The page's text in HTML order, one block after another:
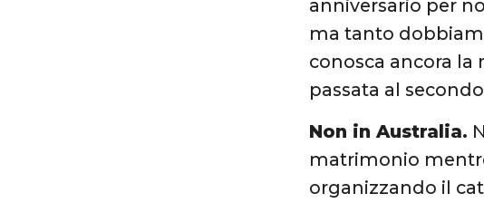
anniversario per
ma tanto
conosca ancora la
passata al
Non in Australia.
matrimonio
organizzando il